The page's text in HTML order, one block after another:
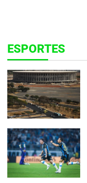
ESPORTES